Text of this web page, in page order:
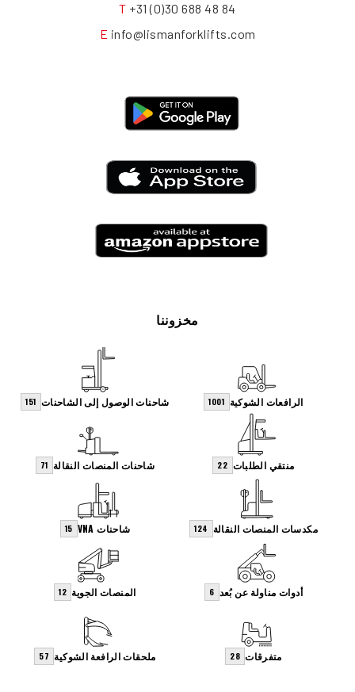
T +31 (0)30 688 48 84
E info@lismanforklifts.com
مخزوننا
الرافعات الشوكية 1001 شاحنات الوصول إلى الشاحنات 151
منتقي الطلبات 22 شاحنات المنصات النقالة 71
مكدسات المنصات النقالة 124 شاحنات VNA 15
أدوات مناولة عن بُعد 6 المنصات الجوية 12
متفرقات 28 ملحقات الرافعة الشوكية 57